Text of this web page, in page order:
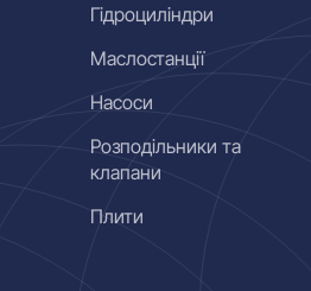
Гідроциліндри
Маслостанції
Насоси
Розподільники та
клапани
Плити